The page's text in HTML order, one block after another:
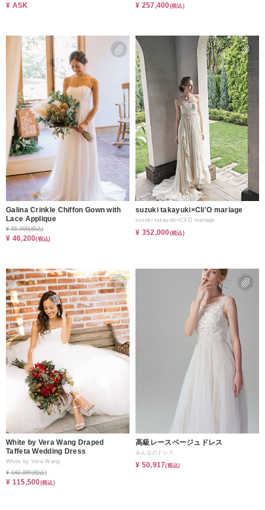
¥ ASK ¥ 257,400(税込)
Galina Crinkle Chiffon Gown with
Lace Applique
¥ 55,000(税込)
¥ 46,200(税込)
suzuki takayuki×Cli'O mariage
suzuki takayuki×Cli'O mariage
¥ 352,000(税込)
White by Vera Wang Draped
Taffeta Wedding Dress
White by Vera Wang
¥ 143,000(税込)
¥ 115,500(税込)
高級レースベージュドレス
みんなのドレス
¥ 50,917(税込)